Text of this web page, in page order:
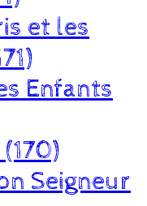
et les
Enfants
Seigneur